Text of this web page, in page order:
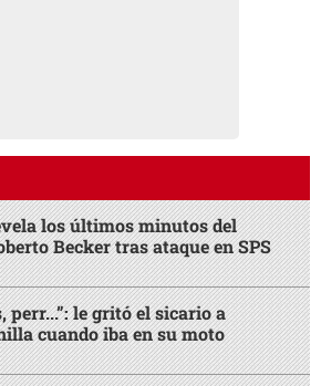
los últimos minutos del
Becker tras ataque en SPS
perr...”: le gritó el sicario a
cuando iba en su moto